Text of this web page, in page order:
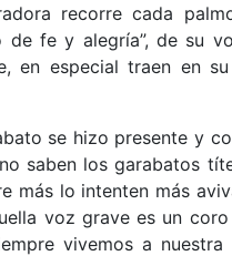
recorre cada
de fe y alegría”, de su
en especial traen en
se hizo presente y
saben los garabatos
más lo intenten más
voz grave es un
vivemos a nuestra